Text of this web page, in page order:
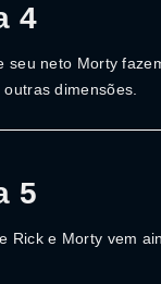
4
seu neto Morty
dimensões.
5
Rick e Morty vem